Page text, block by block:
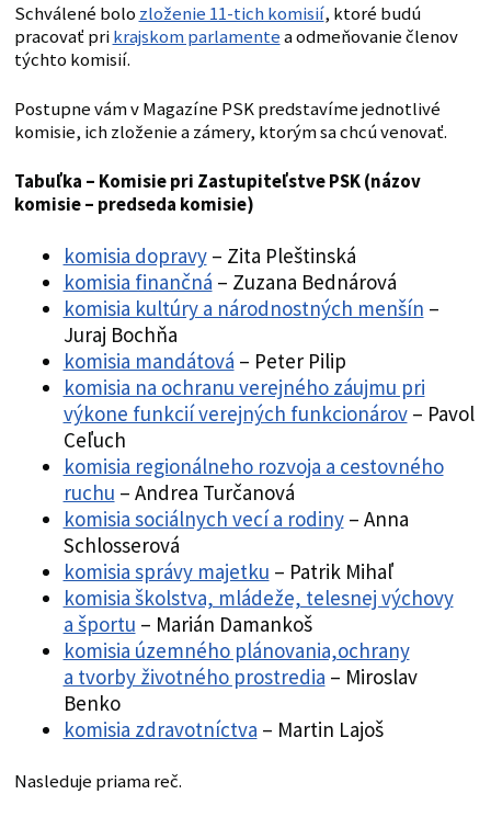
Schválené bolo zloženie 11-tich komisií, ktoré budú
pracovať prikrajskom parlamentea odmeňovanie členov
týchto komisií.
Postupne vám v Magazíne PSK predstavíme jednotlivé
komisie, ich zloženie a zámery, ktorým sa chcú venovať.
Tabuľka – Komisie pri Zastupiteľstve PSK (názov
komisie – predseda komisie)
komisia dopravy– Zita Pleštinská
komisia finančná – Zuzana Bednárová
komisia kultúry a národnostných menšín –
Juraj Bochňa
komisia mandátová – Peter Pilip
komisia na ochranu verejného záujmu pri
výkone funkcií verejných funkcionárov– Pavol
Ceľuch
komisia regionálneho rozvoja a cestovného
ruchu – Andrea Turčanová
komisia sociálnych vecí a rodiny– Anna
Schlosserová
komisia správy majetku – Patrik Mihaľ
komisia školstva, mládeže, telesnej výchovy
a športu – Marián Damankoš
komisia územného plánovania,ochrany
a tvorby životného prostredia – Miroslav
Benko
komisia zdravotníctva – Martin Lajoš
Nasleduje priama reč.